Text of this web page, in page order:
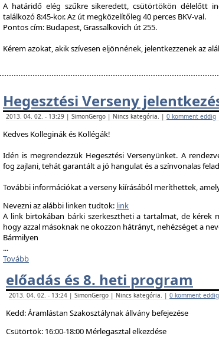
A határidő elég szűkre sikeredett, csütörtökön délelőtt
találkozó 8:45-kor. Az út megközelítőleg 40 perces BKV-val.
Pontos cím: Budapest, Grassalkovich út 255.
Kérem azokat, akik szívesen eljönnének, jelentkezzenek az
Hegesztési Verseny
2013. 04. 02. - 13:29 | SimonGergo | Nincs kategória. | 0 komment eddig
Kedves Kolleginák és Kollégák!
Idén is megrendezzük Hegesztési Versenyünket. A
fog zajlani, tehát garantált a jó hangulat és a színvonalas
További információkat a verseny kiírásából meríthettek,
Nevezni az alábbi linken tudtok: link
A link birtokában bárki szerkesztheti a tartalmat, de kérek
hogy azzal másoknak ne okozzon hátrányt, nehézséget a
Bármilyen
...
Tovább
előadás és 8. heti program
2013. 04. 02. - 13:24 | SimonGergo | Nincs kategória. | 0 komment eddig
Kedd: Áramlástan Szakosztálynak állvány befejezése
Csütörtök: 16:00-18:00 Mérlegasztal elkezdése